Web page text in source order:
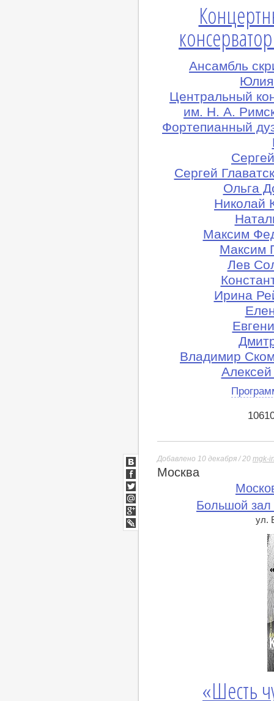
Ансамбль
Юлия
Центральный
им. Н. А.
Фортепианный
Сергей
Ольга
Николай
Максим
Максим
Лев
Ирина
Владимир
Добавлено 10 декабря / 20 mgk-
Москва
Большой зал
ул.
«Шесть
ВКонтакте
Facebook
Twitter
Мой
Мир
Google+
lj